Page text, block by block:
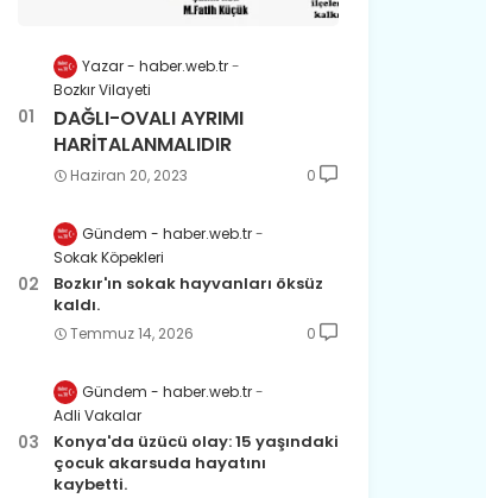
Yazar - haber.web.tr
Bozkır Vilayeti
DAĞLI-OVALI AYRIMI
HARİTALANMALIDIR
Haziran 20, 2023 0
Gündem - haber.web.tr
Sokak Köpekleri
Bozkır'ın sokak hayvanları öksüz
kaldı.
Temmuz 14, 2026 0
Gündem - haber.web.tr
Adli Vakalar
Konya'da üzücü olay: 15 yaşındaki
çocuk akarsuda hayatını
kaybetti.